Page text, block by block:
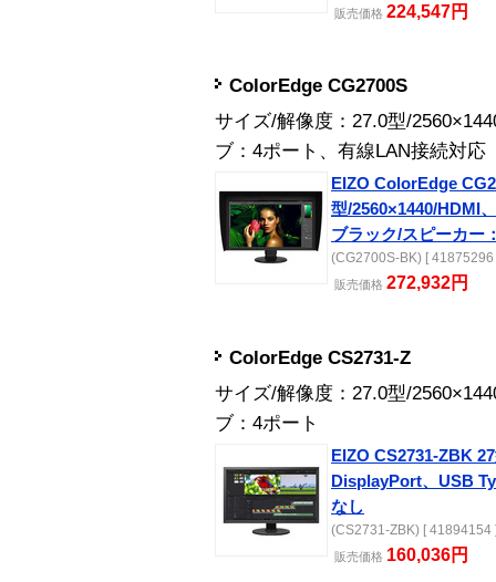
販売価格 224,547円
ColorEdge CG2700S
サイズ/解像度：27.0型/
ブ：4ポート、有線LAN接続対応
EIZO ColorEdge
型/2560×1440/HDMI
ブラック/スピーカー
(CG2700S-BK) [ 41875296
販売価格 272,932円
ColorEdge CS2731-Z
サイズ/解像度：27.0型/
ブ：4ポート
EIZO CS2731-ZBK
DisplayPort、USB
なし
(CS2731-ZBK) [ 41894154
販売価格 160,036円